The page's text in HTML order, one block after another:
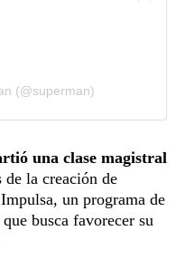
(@superman)
una clase magistral
de la creación de
un programa de
busca favorecer su